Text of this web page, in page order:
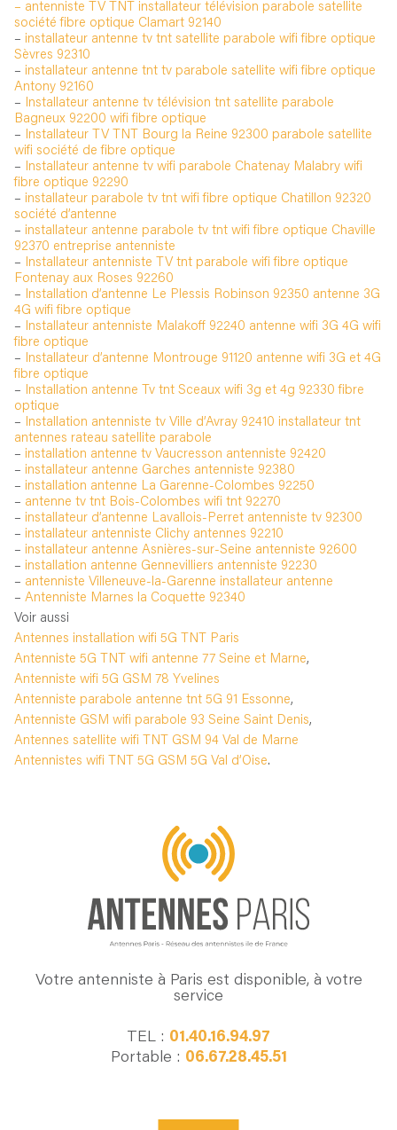
– antenniste TV TNT installateur télévision parabole satellite
société fibre optique Clamart 92140
– installateur antenne tv tnt satellite parabole wifi fibre optique
Sèvres 92310
– installateur antenne tnt tv parabole satellite wifi fibre optique
Antony 92160
– Installateur antenne tv télévision tnt satellite parabole
Bagneux 92200 wifi fibre optique
– Installateur TV TNT Bourg la Reine 92300 parabole satellite
wifi société de fibre optique
– Installateur antenne tv wifi parabole Chatenay Malabry wifi
fibre optique 92290
– installateur parabole tv tnt wifi fibre optique Chatillon 92320
société d’antenne
– installateur antenne parabole tv tnt wifi fibre optique Chaville
92370 entreprise antenniste
– Installateur antenniste TV tnt parabole wifi fibre optique
Fontenay aux Roses 92260
– Installation d’antenne Le Plessis Robinson 92350 antenne 3G
4G wifi fibre optique
– Installateur antenniste Malakoff 92240 antenne wifi 3G 4G wifi
fibre optique
– Installateur d’antenne Montrouge 91120 antenne wifi 3G et 4G
fibre optique
– Installation antenne Tv tnt Sceaux wifi 3g et 4g 92330 fibre
optique
– Installation antenniste tv Ville d’Avray 92410 installateur tnt
antennes rateau satellite parabole
– installation antenne tv Vaucresson antenniste 92420
– installateur antenne Garches antenniste 92380
– installation antenne La Garenne-Colombes 92250
– antenne tv tnt Bois-Colombes wifi tnt 92270
– installateur d’antenne Lavallois-Perret antenniste tv 92300
– installateur antenniste Clichy antennes 92210
– installateur antenne Asnières-sur-Seine antenniste 92600
– installation antenne Gennevilliers antenniste 92230
– antenniste Villeneuve-la-Garenne installateur antenne
– Antenniste Marnes la Coquette 92340
Voir aussi
Antennes installation wifi 5G TNT Paris
Antenniste 5G TNT wifi antenne 77 Seine et Marne,
Antenniste wifi 5G GSM 78 Yvelines
Antenniste parabole antenne tnt 5G 91 Essonne,
Antenniste GSM wifi parabole 93 Seine Saint Denis,
Antennes satellite wifi TNT GSM 94 Val de Marne
Antennistes wifi TNT 5G GSM 5G Val d’Oise.
Votre antenniste à Paris est disponible, à votre
service
TEL : 01.40.16.94.97
Portable : 06.67.28.45.51